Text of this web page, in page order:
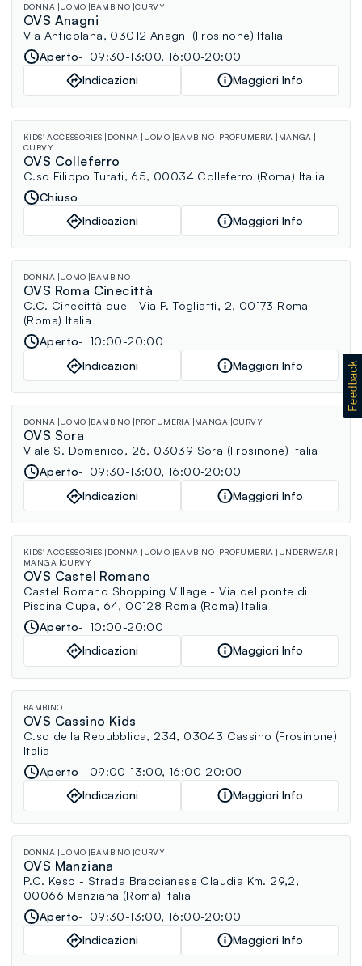
DONNA UOMO BAMBINO CURVY
OVS Anagni
Via Anticolana, 03012 Anagni (Frosinone) Italia
Aperto
09:30-13:00, 16:00-20:00
Indicazioni
Maggiori Info
KIDS' ACCESSORIES DONNA UOMO BAMBINO PROFUMERIA
MANGA
CURVY
OVS Colleferro
C.so Filippo Turati, 65, 00034 Colleferro (Roma) Italia
Chiuso
Indicazioni
Maggiori Info
DONNA UOMO BAMBINO
OVS Roma Cinecittà
C.C. Cinecittà due - Via P. Togliatti, 2, 00173 Roma
(Roma) Italia
Aperto
10:00-20:00
Indicazioni
Maggiori Info
DONNA UOMO BAMBINO PROFUMERIA MANGA CURVY
OVS Sora
Viale S. Domenico, 26, 03039 Sora (Frosinone) Italia
Aperto
09:30-13:00, 16:00-20:00
Indicazioni
Maggiori Info
KIDS' ACCESSORIES DONNA UOMO BAMBINO PROFUMERIA
UNDERWEAR
MANGA CURVY
OVS Castel Romano
Castel Romano Shopping Village - Via del ponte di
Piscina Cupa, 64, 00128 Roma (Roma) Italia
Aperto
10:00-20:00
Indicazioni
Maggiori Info
BAMBINO
OVS Cassino Kids
C.so della Repubblica, 234, 03043 Cassino (Frosinone)
Italia
Aperto
09:00-13:00, 16:00-20:00
Indicazioni
Maggiori Info
DONNA UOMO BAMBINO CURVY
OVS Manziana
P.C. Kesp - Strada Braccianese Claudia Km. 29,2,
00066 Manziana (Roma) Italia
Aperto
09:30-13:00, 16:00-20:00
Indicazioni
Maggiori Info